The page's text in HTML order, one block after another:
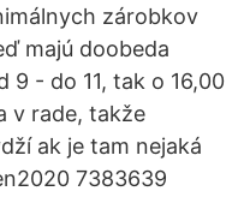
zárobkov
majú doobeda
9 - do 11, tak o 16,00
v rade, takže
ak je tam nejaká
7383639